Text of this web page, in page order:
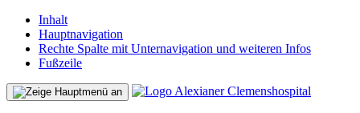
Inhalt
Hauptnavigation
Rechte Spalte mit Unternavigation und weiteren Infos
Fußzeile